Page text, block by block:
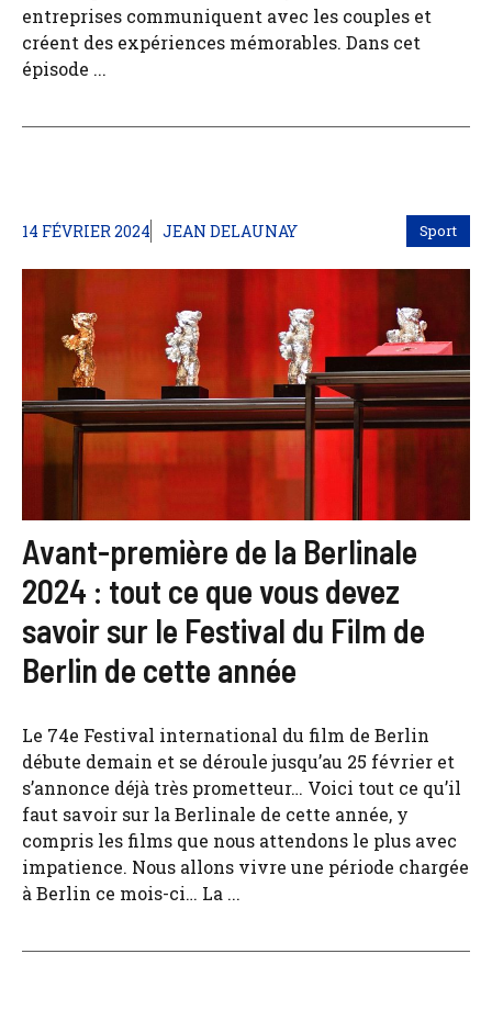
entreprises communiquent avec les couples et
créent des expériences mémorables. Dans cet
épisode ...
14 FÉVRIER 2024 JEAN DELAUNAY Sport
Avant-première de la Berlinale
2024 : tout ce que vous devez
savoir sur le Festival du Film de
Berlin de cette année
Le 74e Festival international du film de Berlin
débute demain et se déroule jusqu’au 25 février et
s’annonce déjà très prometteur… Voici tout ce qu’il
faut savoir sur la Berlinale de cette année, y
compris les films que nous attendons le plus avec
impatience. Nous allons vivre une période chargée
à Berlin ce mois-ci… La ...